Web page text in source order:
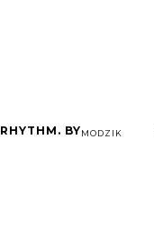
RHYTHM. BYMODZIK